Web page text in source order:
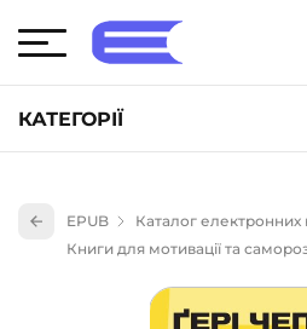
КАТЕГОРІЇ
Книги для дітей (836)
Науково-популярна
EPUB
Каталог електронних
Книги для мотивації та